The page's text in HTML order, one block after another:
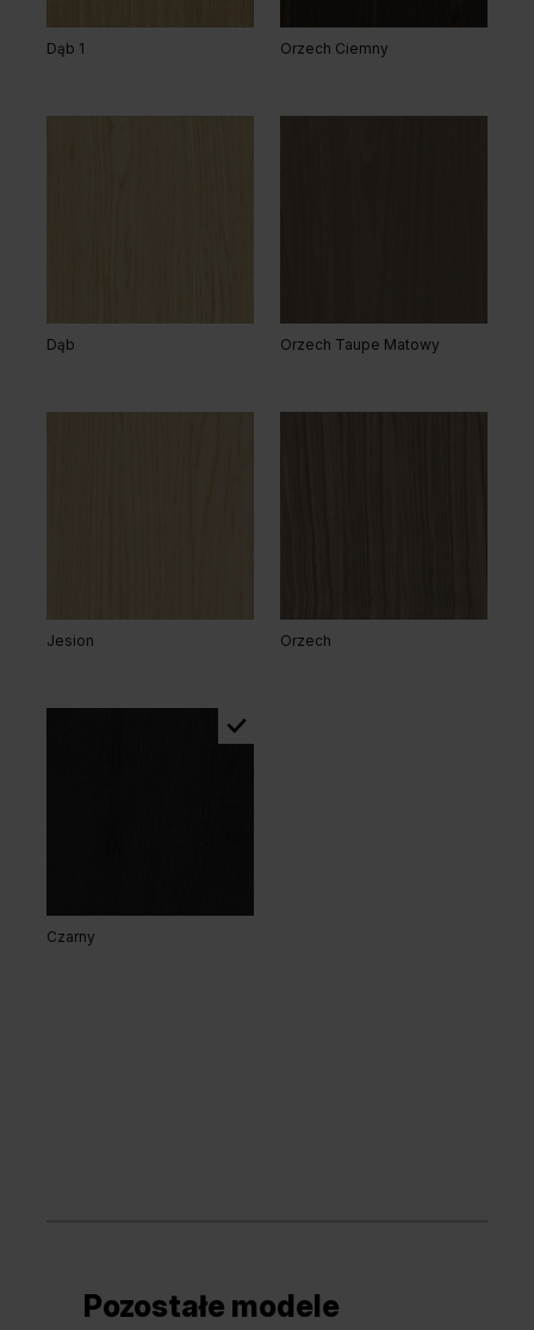
Dąb 1 Orzech Ciemny
Dąb Orzech Taupe Matowy
Jesion Orzech
Czarny
Pozostałe modele